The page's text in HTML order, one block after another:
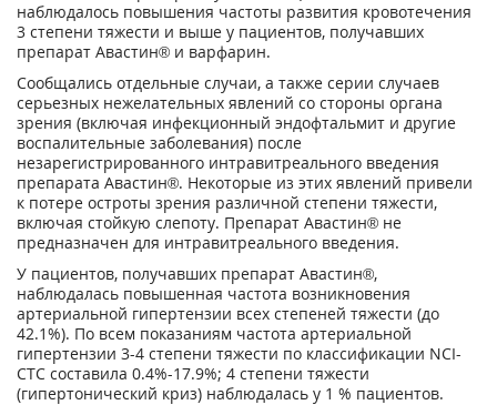
наблюдалось повышения частоты развития кровотечения
3 степени тяжести и выше у пациентов, получавших
препарат Авастин® и варфарин.
Сообщались отдельные случаи, а также серии случаев
серьезных нежелательных явлений со стороны органа
зрения (включая инфекционный эндофтальмит и другие
воспалительные заболевания) после
незарегистрированного интравитреального введения
препарата Авастин®. Некоторые из этих явлений привели
к потере остроты зрения различной степени тяжести,
включая стойкую слепоту. Препарат Авастин® не
предназначен для интравитреального введения.
У пациентов, получавших препарат Авастин®,
наблюдалась повышенная частота возникновения
артериальной гипертензии всех степеней тяжести (до
42.1%). По всем показаниям частота артериальной
гипертензии 3-4 степени тяжести по классификации NCI-
CTC составила 0.4%-17.9%; 4 степени тяжести
(гипертонический криз) наблюдалась у 1 % пациентов.